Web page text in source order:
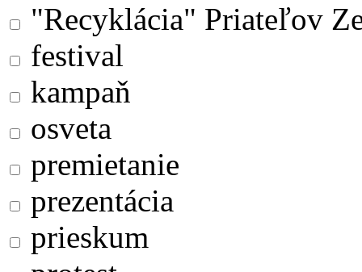
"Recyklácia" Priateľov
festival
kampaň
osveta
premietanie
prezentácia
prieskum